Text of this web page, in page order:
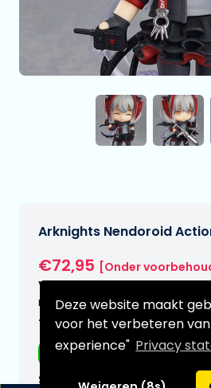
Deze website maakt
voor het verbeteren van
experience" Privacy
Arknights Nendoroid
€72,95 [Onder
Verwachtte leverdatum:
n.v.t.
Type:
Anime figuren
Serie: